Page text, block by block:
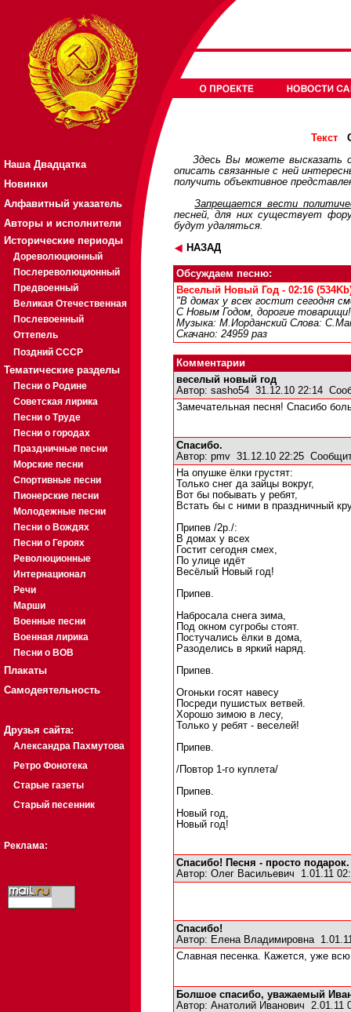
Наша Двадцатка
Новинки
Алфавитный указатель
Авторы и исполнители
Исторические периоды
Дореволюционный
Послереволюционный
Предвоенный
Великая Отечественная
Послевоенный
Оттепель
Поздний СССР
Тематические разделы
Песни о Родине
Советская лирика
Песни о Труде
Песни о городах
Праздничные песни
Морские песни
Спортивные песни
Пионерские песни
Молодежные песни
Песни о Вождях
Песни о Героях
Революционные
Интернационал
Речи
Марши
Военные песни
Военная лирика
Песни о ВОВ
Плакаты
Самодеятельность
Друзья сайта:
Александра Пахмутова
Ретро Фонотека
Старые газеты
Старый песенник
Реклама:
Текст
Здесь Вы можете высказать
описать связанные с ней
получить объективное
Запрещается вести
песней, для них существует
будут удаляться.
НАЗАД
Обсуждаем песню:
Веселый Новый Год - 02:16
"В домах у всех гостит сегодня
С Новым Годом, дорогие
Музыка: М.Иорданский Слова:
Скачано: 24959 раз
Комментарии
веселый новый год
Автор: sasho54 31.12.10 22:14
Замечательная песня! Спасибо
Спасибо.
Автор: pmv 31.12.10 22:25
На опушке ёлки грустят:
Только снег да зайцы вокруг,
Вот бы побывать у ребят,
Встать бы с ними в праздничный
Припев /2р./:
В домах у всех
Гостит сегодня смех,
По улице идёт
Весёлый Новый год!
Припев.
Набросала снега зима,
Под окном сугробы стоят.
Постучались ёлки в дома,
Разоделись в яркий наряд.
Припев.
Огоньки госят навесу
Посреди пушистых ветвей.
Хорошо зимою в лесу,
Только у ребят - веселей!
Припев.
/Повтор 1-го куплета/
Припев.
Новый год,
Новый год!
Спасибо! Песня - просто подарок.
Автор: Олег Васильевич 1.01.11
Спасибо!
Автор: Елена Владимировна
Славная песенка. Кажется, уже
Болшое спасибо, уважаемый
Автор: Анатолий Иванович 2.01.11